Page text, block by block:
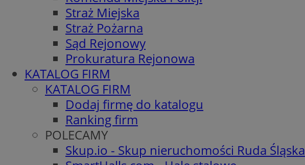
Straż Miejska
Straż Pożarna
Sąd Rejonowy
Prokuratura Rejonowa
KATALOG FIRM
KATALOG FIRM
Dodaj firmę do katalogu
Ranking firm
POLECAMY
Skup.io - Skup nieruchomości Ruda Śląska